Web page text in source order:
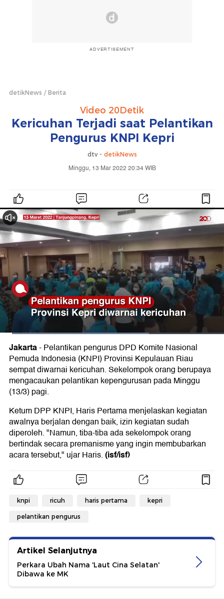
ADVERTISEMENT
detikNews Berita
Video 20Detik
Kericuhan Terjadi saat Pelantikan
Pengurus KNPI Kepri
dtv - detikNews
Minggu, 13 Mar 2022 20:34 WIB
Jakarta-Pelantikan pengurus DPD Komite Nasional
Pemuda Indonesia (KNPI) Provinsi Kepulauan Riau
sempat diwarnai kericuhan. Sekelompok orang berupaya
mengacaukan pelantikan kepengurusan pada Minggu
(13/3) pagi.
Ketum DPP KNPI, Haris Pertama menjelaskan kegiatan
awalnya berjalan dengan baik, izin kegiatan sudah
diperoleh. "Namun, tiba-tiba ada sekelompok orang
bertindak secara premanisme yang ingin membubarkan
acara tersebut," ujar Haris.(isf/isf)
knpi ricuh haris pertama kepri
pelantikan pengurus
Artikel Selanjutnya
Perkara Ubah Nama 'Laut Cina Selatan'
Dibawa ke MK